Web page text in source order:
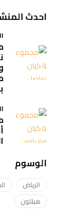
احدث
الوسوم
الرياض
هيلتون